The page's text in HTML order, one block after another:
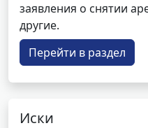
заявления о снятии
другие.
Перейти в раздел
Иски